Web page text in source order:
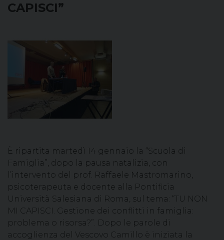
CAPISCI”
È ripartita martedì 14 gennaio la “Scuola di
Famiglia”, dopo la pausa natalizia, con
l’intervento del prof. Raffaele Mastromarino,
psicoterapeuta e docente alla Pontificia
Università Salesiana di Roma, sul tema: “TU NON
MI CAPISCI. Gestione dei conflitti in famiglia:
problema o risorsa?”. Dopo le parole di
accoglienza del Vescovo Camillo è iniziata la